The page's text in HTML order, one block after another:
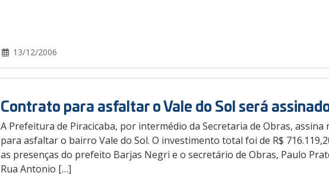
13/12/2006
Contrato para asfaltar o Vale do Sol será
A Prefeitura de Piracicaba, por intermédio da Secretaria de Obras,
para asfaltar o bairro Vale do Sol. O investimento total foi de R$
as presenças do prefeito Barjas Negri e o secretário de Obras, Paulo
Rua Antonio […]